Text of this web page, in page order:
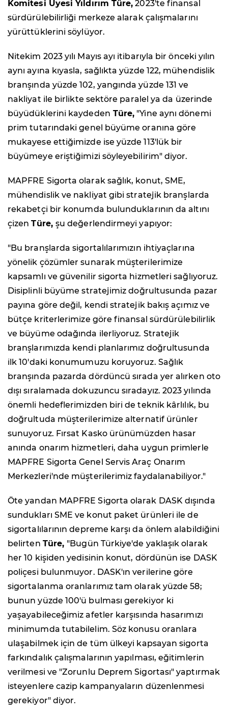
Komitesi Üyesi Yıldırım Türe, 2023'te finansal
sürdürülebilirliği merkeze alarak çalışmalarını
yürüttüklerini söylüyor.
Nitekim 2023 yılı Mayıs ayı itibarıyla bir önceki yılın
aynı ayına kıyasla, sağlıkta yüzde 122, mühendislik
branşında yüzde 102, yangında yüzde 131 ve
nakliyat ile birlikte sektöre paralel ya da üzerinde
büyüdüklerini kaydeden Türe, "Yine aynı dönemi
prim tutarındaki genel büyüme oranına göre
mukayese ettiğimizde ise yüzde 113'lük bir
büyümeye eriştiğimizi söyleyebilirim" diyor.
MAPFRE Sigorta olarak sağlık, konut, SME,
mühendislik ve nakliyat gibi stratejik branşlarda
rekabetçi bir konumda bulunduklarının da altını
çizenTüre, şu değerlendirmeyi yapıyor:
"Bu branşlarda sigortalılarımızın ihtiyaçlarına
yönelik çözümler sunarak müşterilerimize
kapsamlı ve güvenilir sigorta hizmetleri sağlıyoruz.
Disiplinli büyüme stratejimiz doğrultusunda pazar
payına göre değil, kendi stratejik bakış açımız ve
bütçe kriterlerimize göre finansal sürdürülebilirlik
ve büyüme odağında ilerliyoruz. Stratejik
branşlarımızda kendi planlarımız doğrultusunda
ilk 10'daki konumumuzu koruyoruz. Sağlık
branşında pazarda dördüncü sırada yer alırken oto
dışı sıralamada dokuzuncu sıradayız. 2023 yılında
önemli hedeflerimizden biri de teknik kârlılık, bu
doğrultuda müşterilerimize alternatif ürünler
sunuyoruz. Fırsat Kasko ürünümüzden hasar
anında onarım hizmetleri, daha uygun primlerle
MAPFRE Sigorta Genel Servis Araç Onarım
Merkezleri'nde müşterilerimiz faydalanabiliyor."
Öte yandan MAPFRE Sigorta olarak DASK dışında
sundukları SME ve konut paket ürünleri ile de
sigortalılarının depreme karşı da önlem alabildiğini
belirten Türe, "Bugün Türkiye'de yaklaşık olarak
her 10 kişiden yedisinin konut, dördünün ise DASK
poliçesi bulunmuyor. DASK'ın verilerine göre
sigortalanma oranlarımız tam olarak yüzde 58;
bunun yüzde 100'ü bulması gerekiyor ki
yaşayabileceğimiz afetler karşısında hasarımızı
minimumda tutabilelim. Söz konusu oranlara
ulaşabilmek için de tüm ülkeyi kapsayan sigorta
farkındalık çalışmalarının yapılması, eğitimlerin
verilmesi ve "Zorunlu Deprem Sigortası" yaptırmak
isteyenlere cazip kampanyaların düzenlenmesi
gerekiyor" diyor.